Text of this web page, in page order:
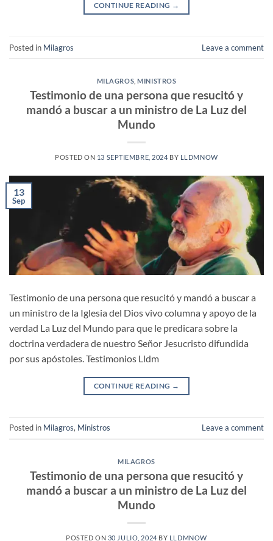
CONTINUE READING →
Posted in Milagros Leave a comment
MILAGROS ,MINISTROS
Testimonio de una persona que resucitó y
mandó a buscar a un ministro de La Luz del
Mundo
POSTED ON 13 SEPTIEMBRE, 2024 BY LLDMNOW
13
Sep
Testimonio de una persona que resucitó y mandó a buscar a
un ministro de la Iglesia del Dios vivo columna y apoyo de la
verdad La Luz del Mundo para que le predicara sobre la
doctrina verdadera de nuestro Señor Jesucristo difundida
por sus apóstoles. Testimonios Lldm
CONTINUE READING →
Posted in Milagros, Ministros Leave a comment
MILAGROS
Testimonio de una persona que resucitó y
mandó a buscar a un ministro de La Luz del
Mundo
POSTED ON 30 JULIO, 2024 BY LLDMNOW